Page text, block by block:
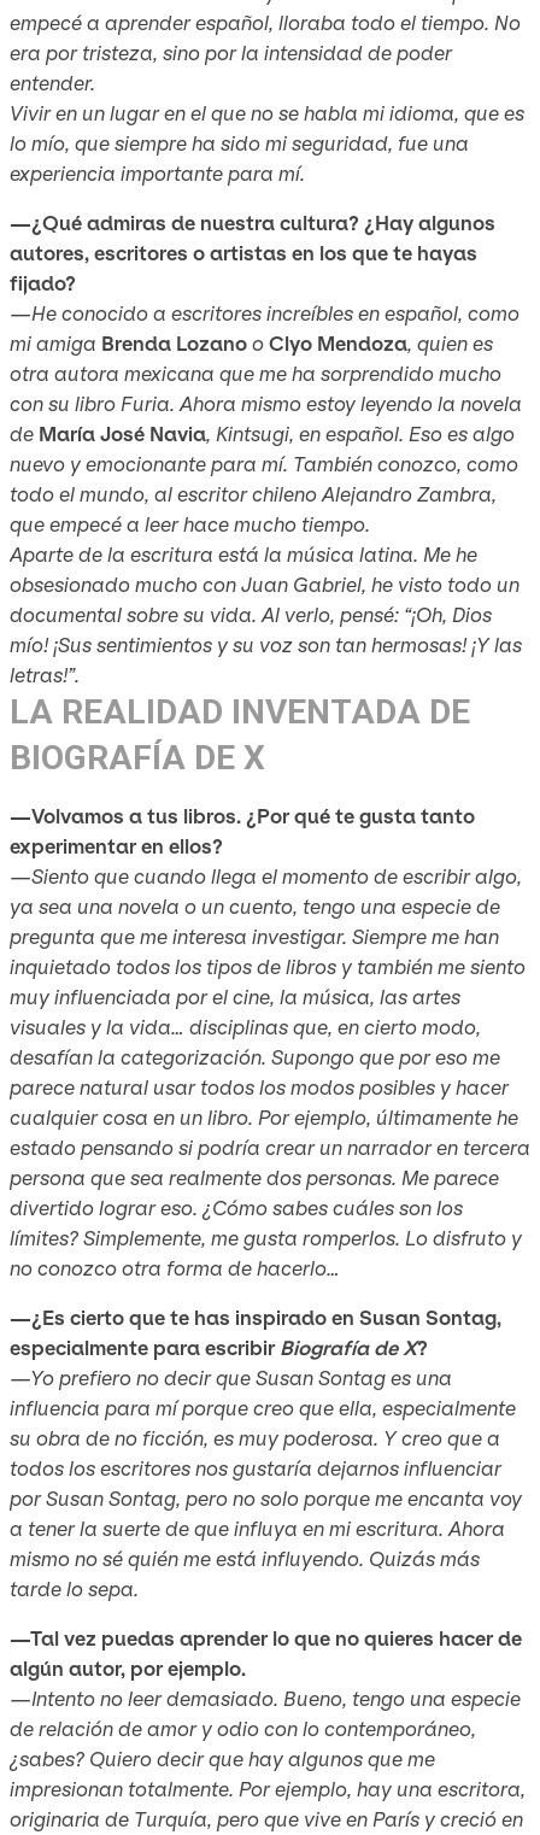
empecé a aprender español, lloraba todo el tiempo. No
era por tristeza, sino por la intensidad de poder
entender.
Vivir en un lugar en el que no se habla mi idioma, que es
lo mío, que siempre ha sido mi seguridad, fue una
experiencia importante para mí.
—¿Qué admiras de nuestra cultura? ¿Hay algunos
autores, escritores o artistas en los que te hayas
fijado?
—He conocido a escritores increíbles en español, como
mi amiga Brenda LozanooClyo Mendoza, quien es
otra autora mexicana que me ha sorprendido mucho
con su libro Furia. Ahora mismo estoy leyendo la novela
de María José Navia, Kintsugi, en español. Eso es algo
nuevo y emocionante para mí. También conozco, como
todo el mundo, al escritor chileno Alejandro Zambra,
que empecé a leer hace mucho tiempo.
Aparte de la escritura está la música latina. Me he
obsesionado mucho con Juan Gabriel, he visto todo un
documental sobre su vida. Al verlo, pensé: “¡Oh, Dios
mío! ¡Sus sentimientos y su voz son tan hermosas! ¡Y las
letras!”.
LA REALIDAD INVENTADA DE
BIOGRAFÍA DE X
—Volvamos a tus libros. ¿Por qué te gusta tanto
experimentar en ellos?
—Siento que cuando llega el momento de escribir algo,
ya sea una novela o un cuento, tengo una especie de
pregunta que me interesa investigar. Siempre me han
inquietado todos los tipos de libros y también me siento
muy influenciada por el cine, la música, las artes
visuales y la vida… disciplinas que, en cierto modo,
desafían la categorización. Supongo que por eso me
parece natural usar todos los modos posibles y hacer
cualquier cosa en un libro. Por ejemplo, últimamente he
estado pensando si podría crear un narrador en tercera
persona que sea realmente dos personas. Me parece
divertido lograr eso. ¿Cómo sabes cuáles son los
límites? Simplemente, me gusta romperlos. Lo disfruto y
no conozco otra forma de hacerlo…
—¿Es cierto que te has inspirado en Susan Sontag,
especialmente para escribirBiografía de X?
—Yo prefiero no decir que Susan Sontag es una
influencia para mí porque creo que ella, especialmente
su obra de no ficción, es muy poderosa. Y creo que a
todos los escritores nos gustaría dejarnos influenciar
por Susan Sontag, pero no solo porque me encanta voy
a tener la suerte de que influya en mi escritura. Ahora
mismo no sé quién me está influyendo. Quizás más
tarde lo sepa.
—Tal vez puedas aprender lo que no quieres hacer de
algún autor, por ejemplo.
—Intento no leer demasiado. Bueno, tengo una especie
de relación de amor y odio con lo contemporáneo,
¿sabes? Quiero decir que hay algunos que me
impresionan totalmente. Por ejemplo, hay una escritora,
originaria de Turquía, pero que vive en París y creció en